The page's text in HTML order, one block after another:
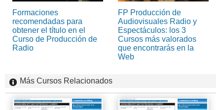
Formaciones
recomendadas para
obtener el título en el
Curso de Producción de
Radio
FP Producción de
Audiovisuales Radio y
Espectáculos: los 3
Cursos más valorados
que encontrarás en la
Web
Más Cursos Relacionados